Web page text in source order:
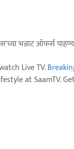
भन्नाट ऑफर्स
Live TV.
at SaamTV.